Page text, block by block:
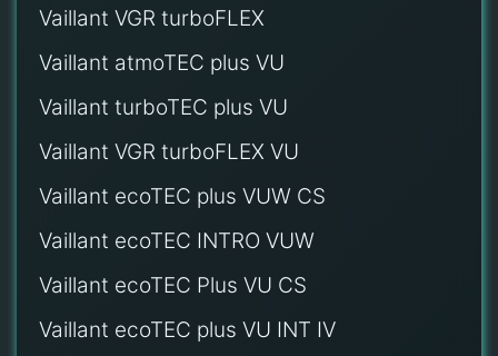
Vaillant VGR turboFLEX
Vaillant atmoTEC plus VU
Vaillant turboTEC plus VU
Vaillant VGR turboFLEX VU
Vaillant ecoTEC plus VUW CS
Vaillant ecoTEC INTRO VUW
Vaillant ecoTEC Plus VU CS
Vaillant ecoTEC plus VU INT IV